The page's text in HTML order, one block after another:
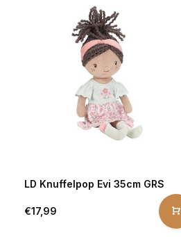
LD Knuffelpop Evi 35cm GRS
€17,99